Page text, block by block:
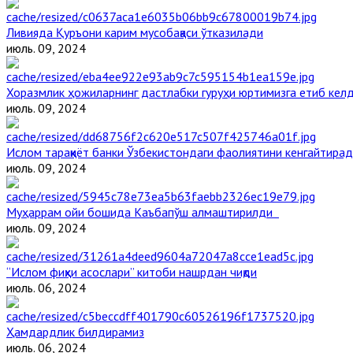
Ливияда Қуръони карим мусобақаси ўтказилади
июль. 09, 2024
Хоразмлик ҳожиларнинг дастлабки гуруҳи юртимизга етиб
июль. 09, 2024
Ислом тараққиёт банки Ўзбекистондаги фаолиятини
июль. 09, 2024
Муҳаррам ойи бошида Каъбапўш алмаштирилди
июль. 09, 2024
“Ислом фиқҳи асослари” китоби нашрдан чиқди
июль. 06, 2024
Ҳамдардлик билдирамиз
июль. 06, 2024